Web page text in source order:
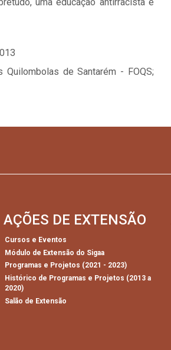
Quilombolas de Santarém - FOQS;
AÇÕES DE EXTENSÃO
Cursos e Eventos
Módulo de Extensão do Sigaa
Programas e Projetos (2021 - 2023)
Histórico de Programas e Projetos (2013 a
2020)
Salão de Extensão